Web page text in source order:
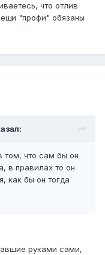
что отлив
"профи" обязаны
том, что сам бы он
в правилах то он
как бы он тогда
руками сами,